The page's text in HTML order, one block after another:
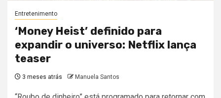
Entretenimento
‘Money Heist’ definido para
expandir o universo: Netflix lança
teaser
3 meses atrás Manuela Santos